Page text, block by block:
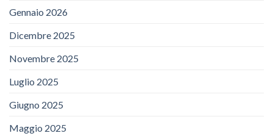
Gennaio 2026
Dicembre 2025
Novembre 2025
Luglio 2025
Giugno 2025
Maggio 2025